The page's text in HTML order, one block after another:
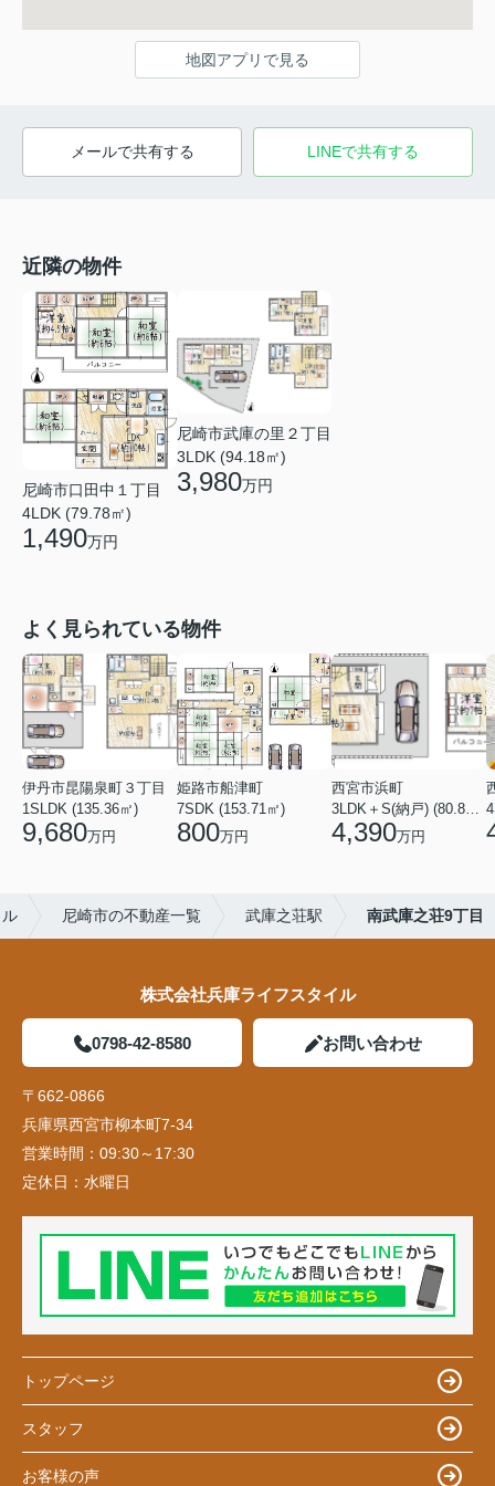
地図アプリで見る
メールで共有する LINEで共有する
近隣の物件
尼崎市口田中１丁目
4LDK (79.78㎡)
1,490万円
尼崎市武庫の里２丁目
3LDK (94.18㎡)
3,980万円
よく見られている物件
伊丹市昆陽泉町３丁目
1SLDK (135.36㎡)
9,680万円
姫路市船津町
7SDK (153.71㎡)
800万円
西宮市浜町
3LDK＋S(納戸) (80.84㎡)
4,390万円
尼崎市の不動産一覧 武庫之荘駅 南武庫之荘9丁目
株式会社兵庫ライフスタイル
0798-42-8580 お問い合わせ
〒662-0866
兵庫県西宮市柳本町7-34
営業時間： 09:30～17:30
定休日： 水曜日
トップページ
スタッフ
お客様の声